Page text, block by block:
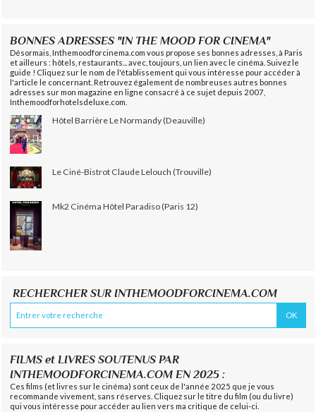
BONNES ADRESSES "IN THE MOOD FOR CINEMA"
Désormais, Inthemoodforcinema.com vous propose ses bonnes adresses, à Paris
et ailleurs : hôtels, restaurants... avec, toujours, un lien avec le cinéma. Suivez le
guide ! Cliquez sur le nom de l'établissement qui vous intéresse pour accéder à
l'article le concernant. Retrouvez également de nombreuses autres bonnes
adresses sur mon magazine en ligne consacré à ce sujet depuis 2007,
Inthemoodforhotelsdeluxe.com.
Hôtel Barrière Le Normandy (Deauville)
Le Ciné-Bistrot Claude Lelouch (Trouville)
Mk2 Cinéma Hôtel Paradiso (Paris 12)
RECHERCHER SUR INTHEMOODFORCINEMA.COM
FILMS et LIVRES SOUTENUS PAR
INTHEMOODFORCINEMA.COM EN 2025 :
Ces films (et livres sur le cinéma) sont ceux de l'année 2025 que je vous
recommande vivement, sans réserves. Cliquez sur le titre du film (ou du livre)
qui vous intéresse pour accéder au lien vers ma critique de celui-ci.